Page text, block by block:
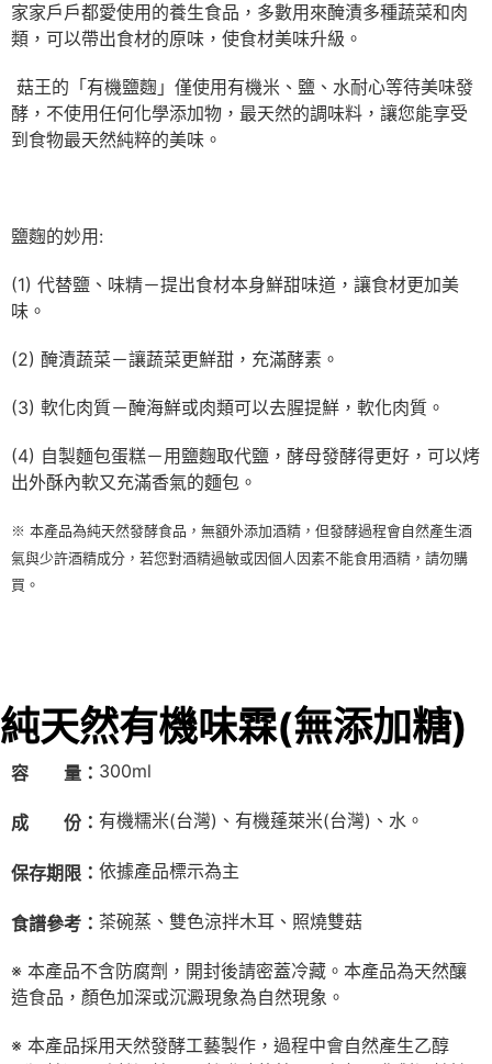
家家戶戶都愛使用的養生食品，多數用來醃漬多種蔬菜和肉
類，可以帶出食材的原味，使食材美味升級。
菇王的「有機鹽麴」僅使用有機米、鹽、水耐心等待美味發
酵，不使用任何化學添加物，最天然的調味料，讓您能享受
到食物最天然純粹的美味。
鹽麴的妙用:
(1) 代替鹽、味精－提出食材本身鮮甜味道，讓食材更加美
味。
(2) 醃漬蔬菜－讓蔬菜更鮮甜，充滿酵素。
(3) 軟化肉質－醃海鮮或肉類可以去腥提鮮，軟化肉質。
(4) 自製麵包蛋糕－用鹽麴取代鹽，酵母發酵得更好，可以烤
出外酥內軟又充滿香氣的麵包。
※ 本產品為純天然發酵食品，無額外添加酒精，但發酵過程會自然產生酒
氣與少許酒精成分，若您對酒精過敏或因個人因素不能食用酒精，請勿購
買。
純天然有機味霖(無添加糖)
容 量： 300ml
成 份： 有機糯米(台灣)、有機蓬萊米(台灣)、水。
保存期限： 依據產品標示為主
食譜參考： 茶碗蒸、雙色涼拌木耳、照燒雙菇
※ 本產品不含防腐劑，開封後請密蓋冷藏。本產品為天然釀
造食品，顏色加深或沉澱現象為自然現象。
※ 本產品採用天然發酵工藝製作，過程中會自然產生乙醇